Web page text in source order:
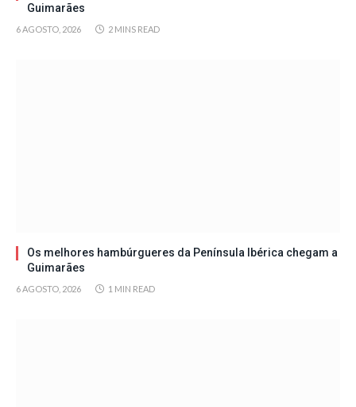
Guimarães
6 AGOSTO, 2026 2 MINS READ
Os melhores hambúrgueres da Península Ibérica chegam a
Guimarães
6 AGOSTO, 2026 1 MIN READ